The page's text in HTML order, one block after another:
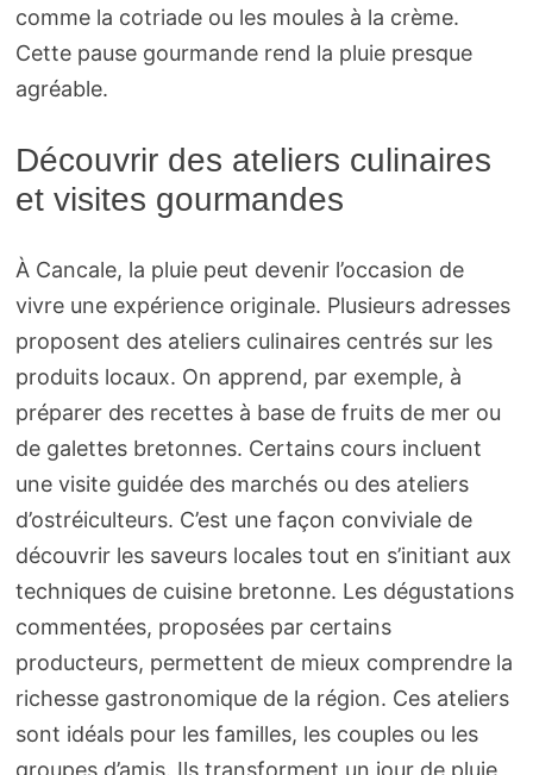
comme la cotriade ou les moules à la crème.
Cette pause gourmande rend la pluie presque
agréable.
Découvrir des ateliers culinaires
et visites gourmandes
À Cancale, la pluie peut devenir l’occasion de
vivre une expérience originale. Plusieurs adresses
proposent des ateliers culinaires centrés sur les
produits locaux. On apprend, par exemple, à
préparer des recettes à base de fruits de mer ou
de galettes bretonnes. Certains cours incluent
une visite guidée des marchés ou des ateliers
d’ostréiculteurs. C’est une façon conviviale de
découvrir les saveurs locales tout en s’initiant aux
techniques de cuisine bretonne. Les dégustations
commentées, proposées par certains
producteurs, permettent de mieux comprendre la
richesse gastronomique de la région. Ces ateliers
sont idéals pour les familles, les couples ou les
groupes d’amis. Ils transforment un jour de pluie